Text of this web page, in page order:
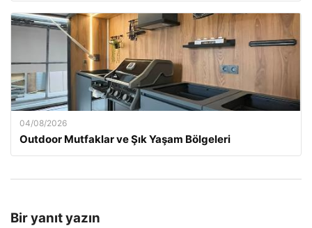
04/08/2026
Outdoor Mutfaklar ve Şık Yaşam Bölgeleri
Bir yanıt yazın